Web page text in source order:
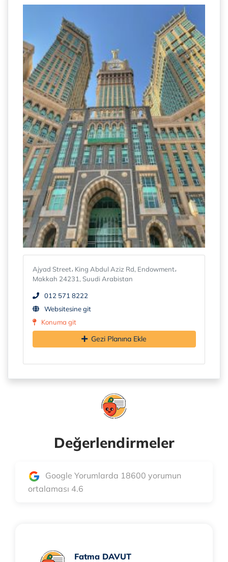
Ajyad Street، King Abdul Aziz Rd, Endowment،
Makkah 24231, Suudi Arabistan
012 571 8222
Websitesine git
Konuma git
Gezi Planına Ekle
Değerlendirmeler
Google Yorumlarda 18600 yorumun
ortalaması 4.6
Fatma DAVUT